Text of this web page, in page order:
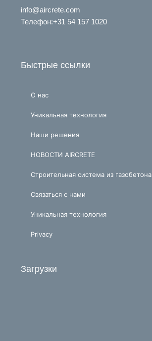
info@aircrete.com
Телефон:+31 54 157 1020
Быстрые ссылки
О нас
Уникальная технология
Наши решения
НОВОСТИ AIRCRETE
Строительная система из газобетона
Связаться с нами
Уникальная технология
Privacy
Загрузки